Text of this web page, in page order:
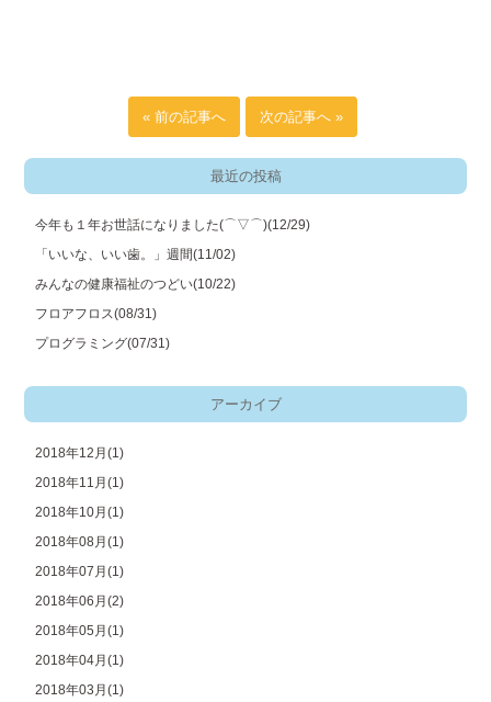
« 前の記事へ 次の記事へ »
最近の投稿
今年も１年お世話になりました(⌒▽⌒)(12/29)
「いいな、いい歯。」週間(11/02)
みんなの健康福祉のつどい(10/22)
フロアフロス(08/31)
プログラミング(07/31)
アーカイブ
2018年12月(1)
2018年11月(1)
2018年10月(1)
2018年08月(1)
2018年07月(1)
2018年06月(2)
2018年05月(1)
2018年04月(1)
2018年03月(1)